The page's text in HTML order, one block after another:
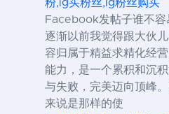
粉,ig买粉丝,ig粉丝购买
Facebook发帖子谁不容
逐渐以前我觉得跟大伙
容归属于精益求精化经
能力，是一个累积和沉
与失败，完美迈向顶峰
来说是那样的使